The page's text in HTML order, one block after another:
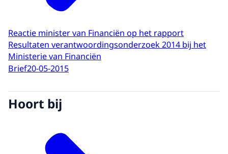
Reactie minister van Financiën op het rapport
Resultaten verantwoordingsonderzoek 2014 bij het
Ministerie van Financiën
Brief20-05-2015
Hoort bij